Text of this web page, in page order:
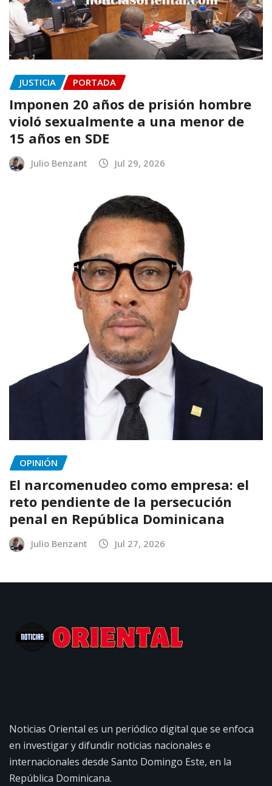
JUSTICIA PORTADA
Imponen 20 años de prisión hombre
violó sexualmente a una menor de
15 años en SDE
Julio Benzant Jul 29, 2026
OPINIÓN
El narcomenudeo como empresa: el
reto pendiente de la persecución
penal en República Dominicana
Julio Benzant Jul 27, 2026
Noticias Oriental es un periódico digital que se enfoca
en investigar y difundir noticias nacionales e
internacionales desde Santo Domingo Este, en la
República Dominicana.